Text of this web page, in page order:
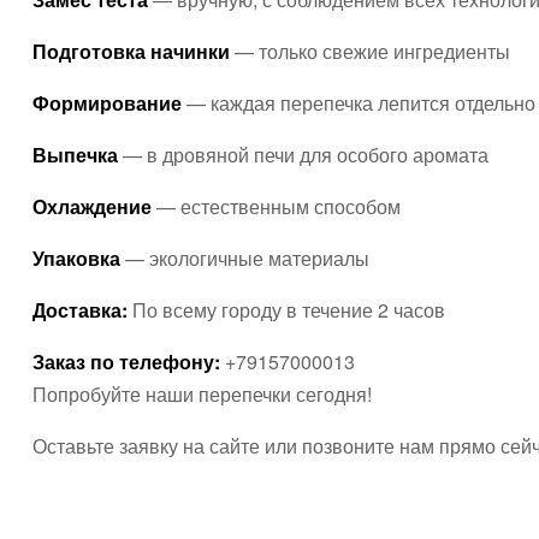
Подготовка начинки — только свежие ингредиенты
Формирование— каждая перепечка лепится отдельно
Выпечка— в дровяной печи для особого аромата
Охлаждение— естественным способом
Упаковка— экологичные материалы
Доставка: По всему городу в течение 2 часов
Заказ по телефону: +79157000013
Попробуйте наши перепечки сегодня!
Оставьте заявку на сайте или позвоните нам прямо